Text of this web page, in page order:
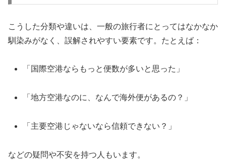
こうした分類や違いは、一般の旅行者にとってはなかなか
馴染みがなく、誤解されやすい要素です。たとえば：
「国際空港ならもっと便数が多いと思った」
「地方空港なのに、なんで海外便があるの？」
「主要空港じゃないなら信頼できない？」
などの疑問や不安を持つ人もいます。